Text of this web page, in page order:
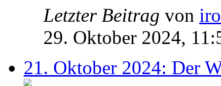
Letzter Beitrag von
29. Oktober 2024,
21. Oktober 2024: Der